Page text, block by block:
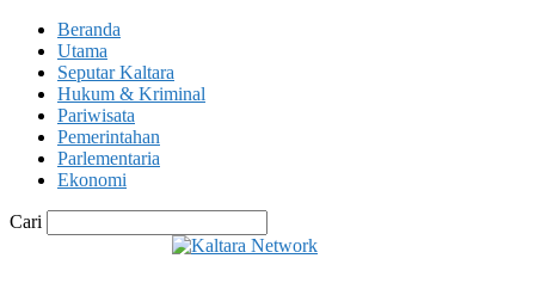
Beranda
Utama
Seputar Kaltara
Hukum & Kriminal
Pariwisata
Pemerintahan
Parlementaria
Ekonomi
Cari